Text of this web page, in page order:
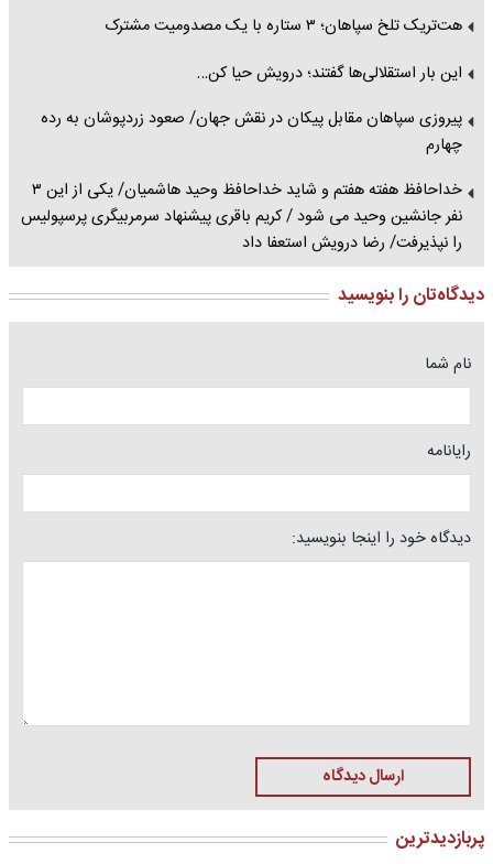
هت‌تریک تلخ سپاهان؛ ۳ ستاره با یک مصدومیت مشترک
این بار استقلالی‌ها گفتند؛ درویش حیا کن…
پیروزی سپاهان مقابل پیکان در نقش جهان/ صعود زردپوشان به رده
چهارم
خداحافظ هفته هفتم و شاید خداحافظ وحید هاشمیان/ یکی از این ۳
نفر جانشین وحید می شود / کریم باقری پیشنهاد سرمربیگری پرسپولیس
را نپذیرفت/ رضا درویش استعفا داد
دیدگاه‌تان را بنویسید
نام شما
رایانامه
دیدگاه خود را اینجا بنویسید:
ارسال دیدگاه
پربازدیدترین